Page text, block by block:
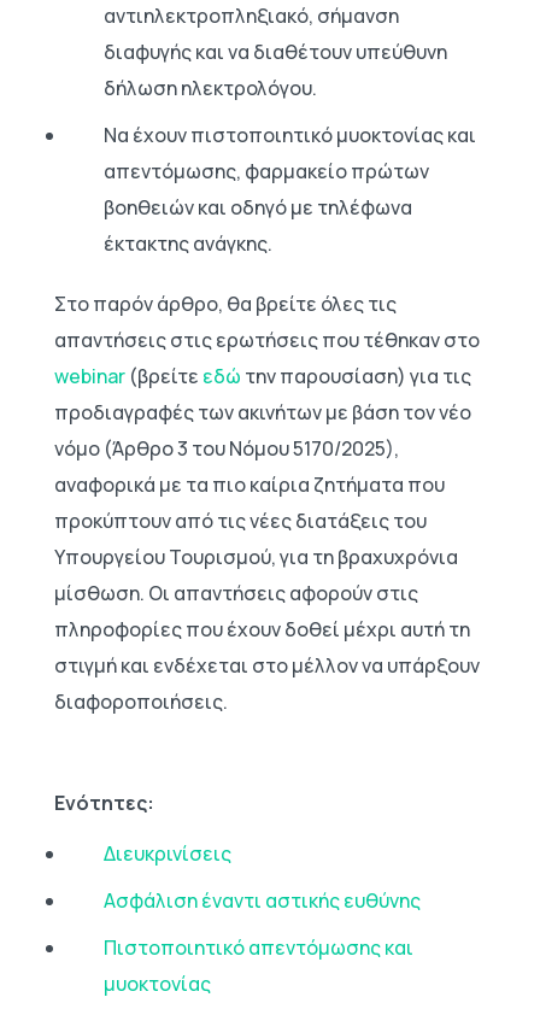
αντιηλεκτροπληξιακό, σήμανση
διαφυγής και να διαθέτουν υπεύθυνη
δήλωση ηλεκτρολόγου.
Να έχουν πιστοποιητικό μυοκτονίας και
απεντόμωσης, φαρμακείο πρώτων
βοηθειών και οδηγό με τηλέφωνα
έκτακτης ανάγκης.
Στο παρόν άρθρο, θα βρείτε όλες τις
απαντήσεις στις ερωτήσεις που τέθηκαν στο
webinar (βρείτε εδώ την παρουσίαση) για τις
προδιαγραφές των ακινήτων με βάση τον νέο
νόμο (Άρθρο 3 του Νόμου 5170/2025),
αναφορικά με τα πιο καίρια ζητήματα που
προκύπτουν από τις νέες διατάξεις του
Υπουργείου Τουρισμού, για τη βραχυχρόνια
μίσθωση. Οι απαντήσεις αφορούν στις
πληροφορίες που έχουν δοθεί μέχρι αυτή τη
στιγμή και ενδέχεται στο μέλλον να υπάρξουν
διαφοροποιήσεις.
Ενότητες:
Διευκρινίσεις
Ασφάλιση έναντι αστικής ευθύνης
Πιστοποιητικό απεντόμωσης και
μυοκτονίας